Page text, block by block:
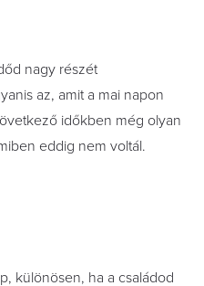
nagy részét
az, amit a mai napon
időkben még olyan
eddig nem voltál.
különösen, ha a családod